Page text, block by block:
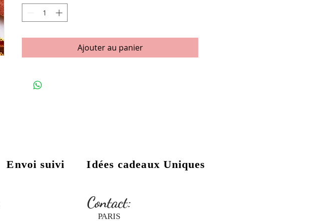
Ajouter au panier
Envoi suivi Idées cadeaux Uniques
Contact:
PARIS